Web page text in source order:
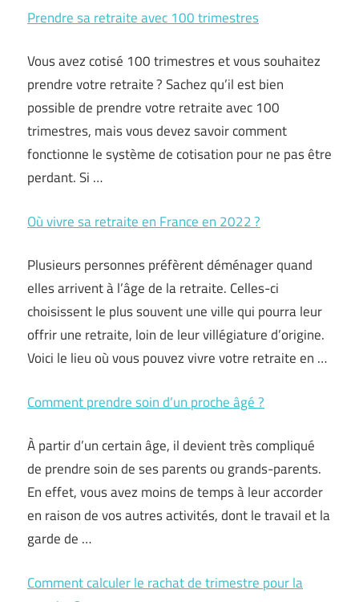
Prendre sa retraite avec 100 trimestres
Vous avez cotisé 100 trimestres et vous souhaitez
prendre votre retraite ? Sachez qu’il est bien
possible de prendre votre retraite avec 100
trimestres, mais vous devez savoir comment
fonctionne le système de cotisation pour ne pas être
perdant. Si …
Où vivre sa retraite en France en 2022 ?
Plusieurs personnes préfèrent déménager quand
elles arrivent à l’âge de la retraite. Celles-ci
choisissent le plus souvent une ville qui pourra leur
offrir une retraite, loin de leur villégiature d’origine.
Voici le lieu où vous pouvez vivre votre retraite en …
Comment prendre soin d’un proche âgé ?
À partir d’un certain âge, il devient très compliqué
de prendre soin de ses parents ou grands-parents.
En effet, vous avez moins de temps à leur accorder
en raison de vos autres activités, dont le travail et la
garde de …
Comment calculer le rachat de trimestre pour la